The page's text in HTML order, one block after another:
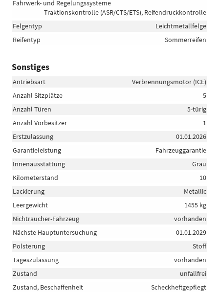
Fahrwerk- und Regelungssysteme
Traktionskontrolle (ASR/CTS/ETS), Reifendruckkontrolle
Felgentyp
Leichtmetallfelge
Reifentyp
Sommerreifen
Sonstiges
Antriebsart
Verbrennungsmotor (ICE)
Anzahl Sitzplätze
5
Anzahl Türen
5-türig
Anzahl Vorbesitzer
1
Erstzulassung
01.01.2026
Garantieleistung
Fahrzeuggarantie
Innenausstattung
Grau
Kilometerstand
10
Lackierung
Metallic
Leergewicht
1455 kg
Nichtraucher-Fahrzeug
vorhanden
Nächste Hauptuntersuchung
01.01.2029
Polsterung
Stoff
Tageszulassung
vorhanden
Zustand
unfallfrei
Zustand, Beschaffenheit
Scheckheftgepflegt